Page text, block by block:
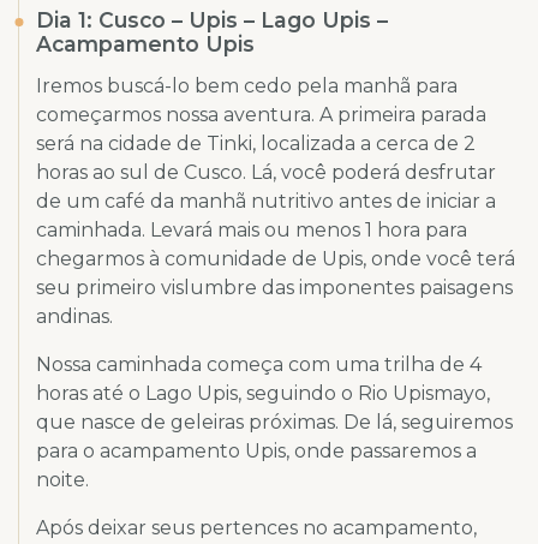
Dia 1: Cusco – Upis – Lago Upis –
Acampamento Upis
Iremos buscá-lo bem cedo pela manhã para
começarmos nossa aventura. A primeira parada
será na cidade de Tinki, localizada a cerca de 2
horas ao sul de Cusco. Lá, você poderá desfrutar
de um café da manhã nutritivo antes de iniciar a
caminhada. Levará mais ou menos 1 hora para
chegarmos à comunidade de Upis, onde você terá
seu primeiro vislumbre das imponentes paisagens
andinas.
Nossa caminhada começa com uma trilha de 4
horas até o Lago Upis, seguindo o Rio Upismayo,
que nasce de geleiras próximas. De lá, seguiremos
para o acampamento Upis, onde passaremos a
noite.
Após deixar seus pertences no acampamento,